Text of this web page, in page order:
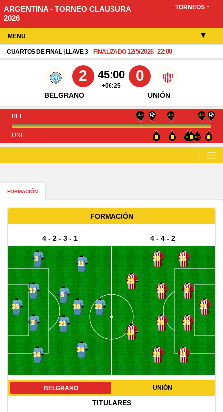
ARGENTINA - TORNEO CLAUSURA
2026
TORNEOS
MENU
CUARTOS DE FINAL | LLAVE 3 FINALIZADO12/5/2026 22:00
BELGRANO
2 45:00
+06:25
0
UNIÓN
BEL
UNI
FORMACIÓN
FORMACIÓN
4 - 2 - 3 - 1
25
3
17
2
14
5
21
11
10
24
22
4 - 4 - 2
21
35
2
26
11
20
30
24
22
25
19
BELGRANO UNIÓN
TITULARES